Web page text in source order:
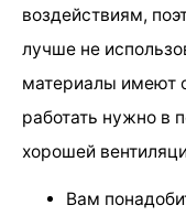
воздействиям,
лучше не
материалы имеют
работать нужно в
хорошей
Вам